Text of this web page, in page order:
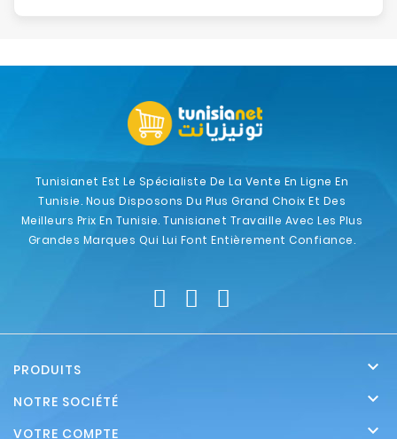
Tunisianet Est Le Spécialiste De La Vente En Ligne En
Tunisie. Nous Disposons Du Plus Grand Choix Et Des
Meilleurs Prix En Tunisie. Tunisianet Travaille Avec Les Plus
Grandes Marques Qui Lui Font Entièrement Confiance.
PRODUITS 
NOTRE SOCIÉTÉ 
VOTRE COMPTE 